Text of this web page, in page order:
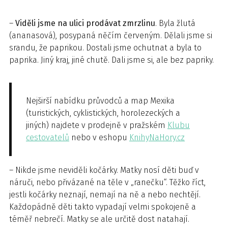
– Viděli jsme na ulici prodávat zmrzlinu. Byla žlutá
(ananasová), posypaná něčím červeným. Dělali jsme si
srandu, že paprikou. Dostali jsme ochutnat a byla to
paprika. Jiný kraj, jiné chutě. Dali jsme si, ale bez papriky.
Nejširší nabídku průvodců a map Mexika
(turistických, cyklistických, horolezeckých a
jiných) najdete v prodejně v pražském Klubu
cestovatelů nebo v eshopu KnihyNaHory.cz
– Nikde jsme neviděli kočárky. Matky nosí děti buď v
náruči, nebo přivázané na těle v „ranečku“. Těžko říct,
jestli kočárky neznají, nemají na ně a nebo nechtějí.
Každopádně děti takto vypadají velmi spokojeně a
téměř nebrečí. Matky se ale určitě dost natahají.